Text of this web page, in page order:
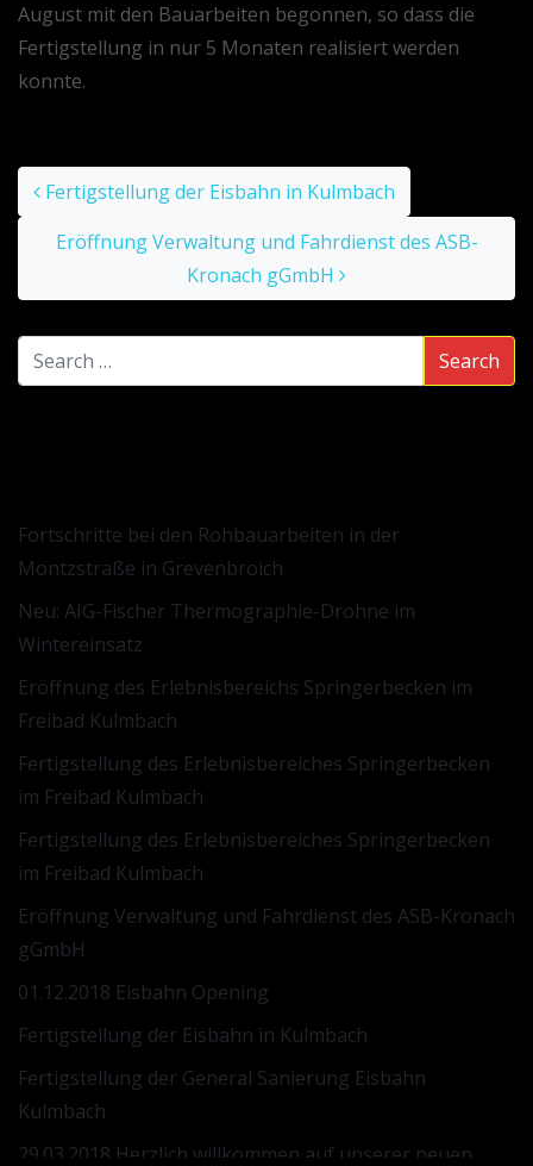
August mit den Bauarbeiten begonnen, so dass die
Fertigstellung in nur 5 Monaten realisiert werden
konnte.
Fertigstellung der Eisbahn in Kulmbach
Eröffnung Verwaltung und Fahrdienst des ASB-
Kronach gGmbH
Fortschritte bei den Rohbauarbeiten in der
Montzstraße in Grevenbroich
Neu: AIG-Fischer Thermographie-Drohne im
Wintereinsatz
Eröffnung des Erlebnisbereichs Springerbecken im
Freibad Kulmbach
Fertigstellung des Erlebnisbereiches Springerbecken
im Freibad Kulmbach
Fertigstellung des Erlebnisbereiches Springerbecken
im Freibad Kulmbach
Eröffnung Verwaltung und Fahrdienst des ASB-Kronach
gGmbH
01.12.2018 Eisbahn Opening
Fertigstellung der Eisbahn in Kulmbach
Fertigstellung der General Sanierung Eisbahn
Kulmbach
29.03.2018 Herzlich willkommen auf unserer neuen